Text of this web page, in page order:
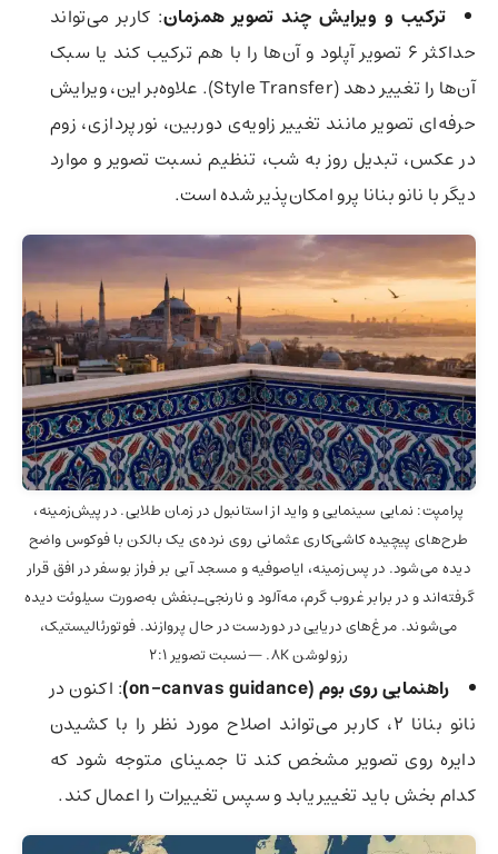
ترکیب و ویرایش چند تصویر همزمان: کاربر می‌تواند
حداکثر 6 تصویر آپلود و آن‌ها را با هم ترکیب کند یا سبک
آن‌ها را تغییر دهد (Style Transfer). علاوه‌بر این، ویرایش
حرفه‌ای تصویر مانند تغییر زاویه‌ی دوربین، نورپردازی، زوم
در عکس، تبدیل روز به شب، تنظیم نسبت تصویر و موارد
دیگر با نانو بنانا پرو امکان‌پذیر شده است.
پرامپت: نمایی سینمایی و واید از استانبول در زمان طلایی. در پیش‌زمینه،
طرح‌های پیچیده کاشی‌کاری عثمانی روی نرده‌ی یک بالکن با فوکوس واضح
دیده می‌شود. در پس‌زمینه، ایاصوفیه و مسجد آبی بر فراز بوسفر در افق قرار
گرفته‌اند و در برابر غروب گرم، مه‌آلود و نارنجی‌ـ‌بنفش به‌صورت سیلوئت دیده
می‌شوند. مرغ‌های دریایی در دوردست در حال پروازند. فوتورئالیستیک،
رزولوشن 8K. —نسبت تصویر 2:1
راهنمایی روی بوم (on-canvas guidance)
: اکنون در
نانو بنانا 2، کاربر می‌تواند اصلاح مورد نظر را با کشیدن
دایره روی تصویر مشخص کند تا جمینای متوجه شود که
کدام بخش باید تغییر یابد و سپس تغییرات را اعمال کند.